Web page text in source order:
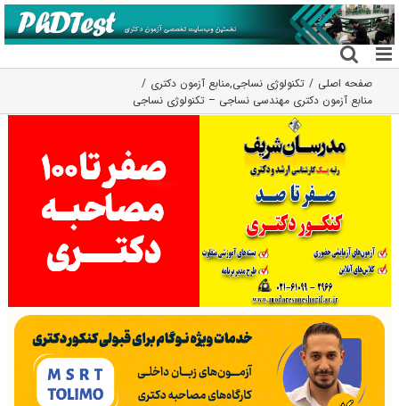
رفتن
به
محتوا
صفحه اصلی تکنولوژی نساجی,منابع آزمون دکتری
منابع آزمون دکتری مهندسی نساجی – تکنولوژی نساجی